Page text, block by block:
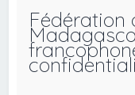
Fédération